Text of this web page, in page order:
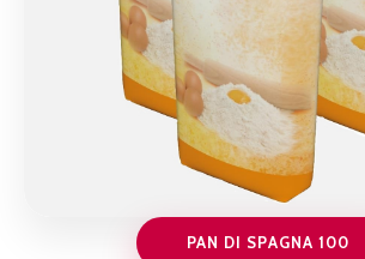
PAN DI SPAGNA 100